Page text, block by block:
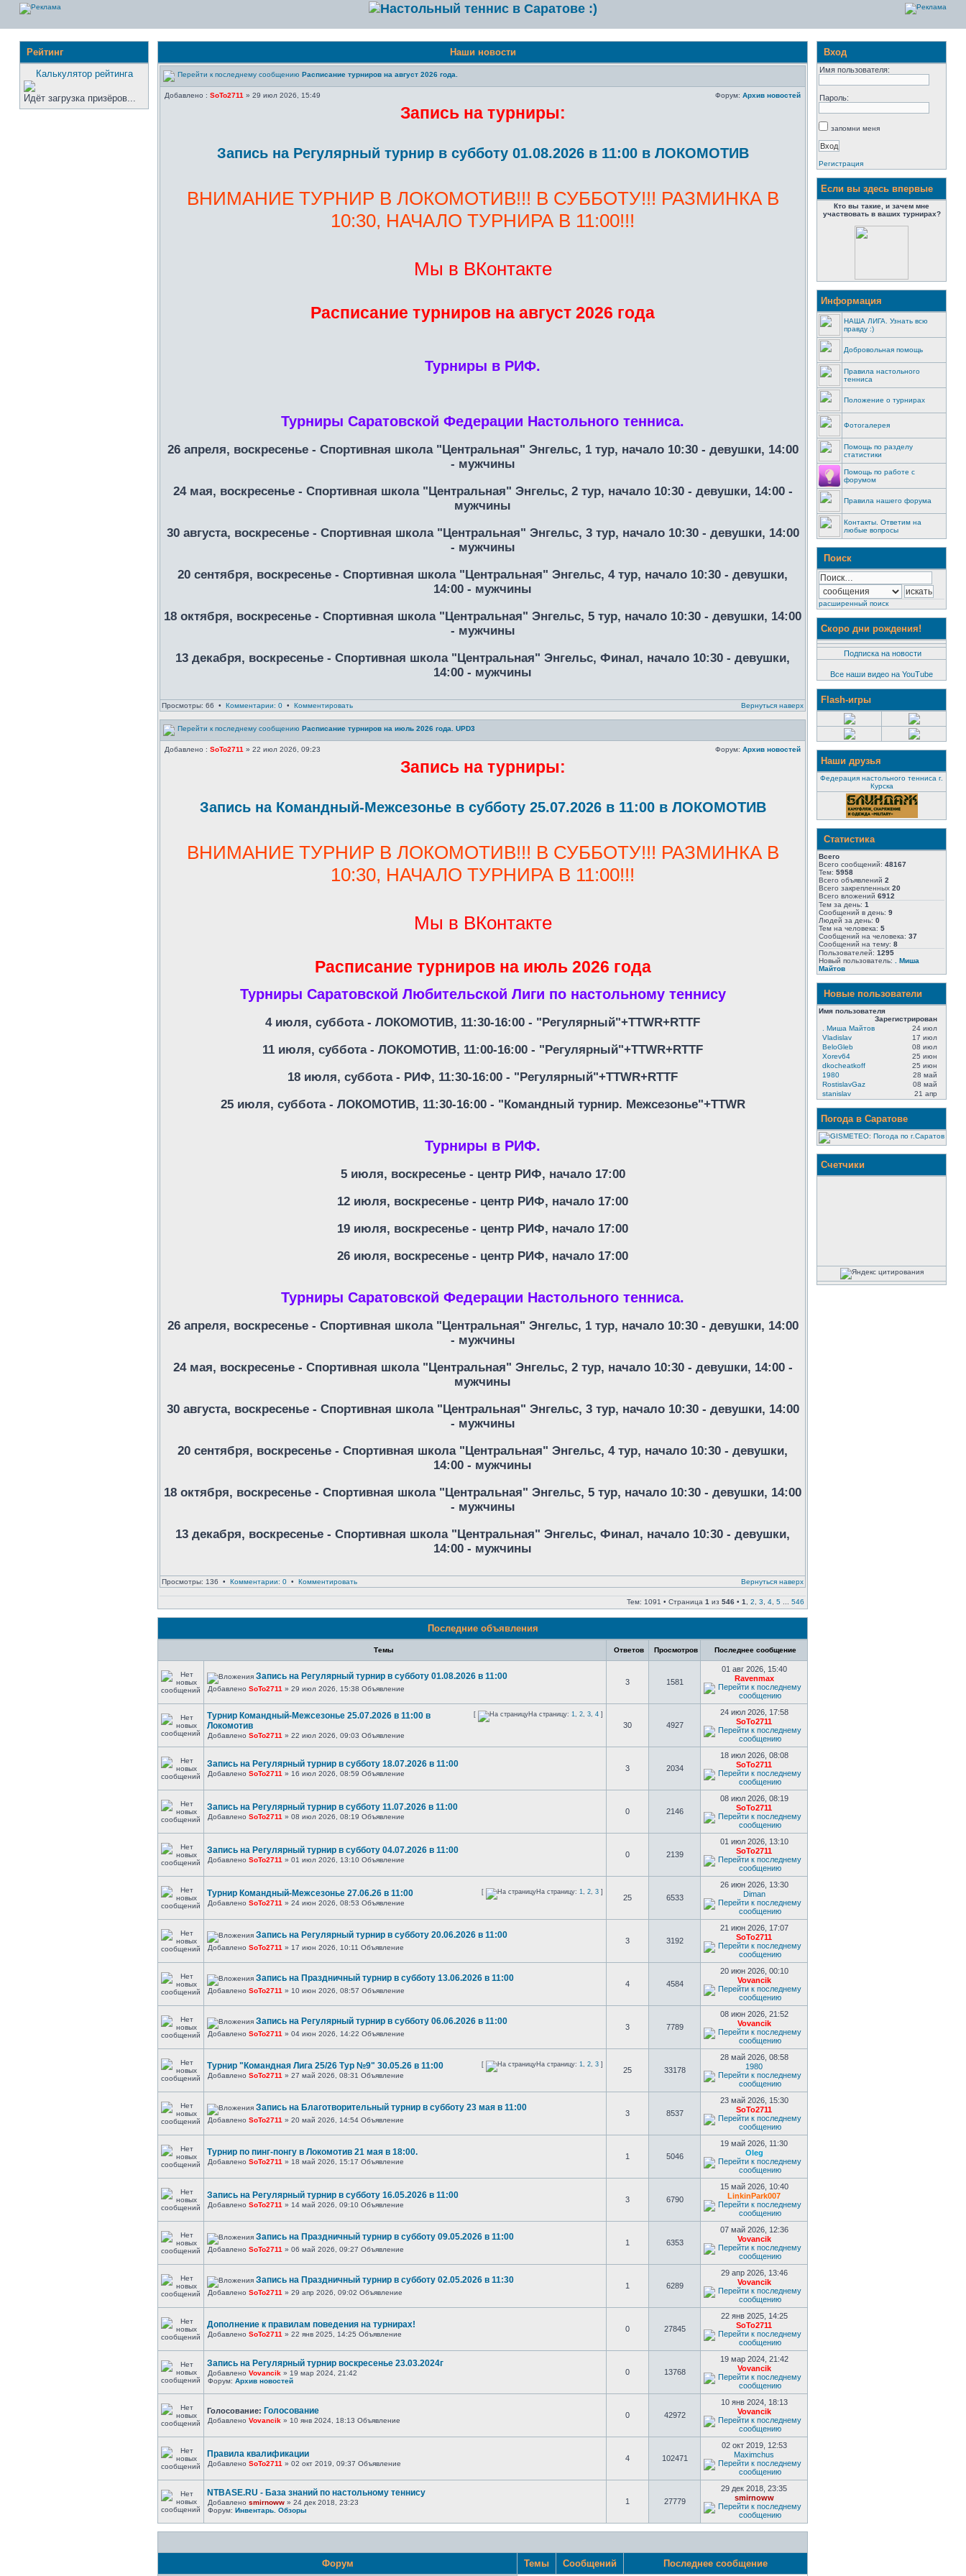
Рейтинг
Калькулятор рейтинга
Идёт загрузка призёров...
Наши новости
Расписание турниров на август 2026 года.
Добавлено : SoTo2711 » 29 июл 2026, 15:49 Форум: Архив новостей
Запись на турниры:
Запись на Регулярный турнир в субботу 01.08.2026 в 11:00 в ЛОКОМОТИВ
ВНИМАНИЕ ТУРНИР В ЛОКОМОТИВ!!! В СУББОТУ!!! РАЗМИНКА В
10:30, НАЧАЛО ТУРНИРА В 11:00!!!
Мы в ВКонтакте
Расписание турниров на август 2026 года
Турниры в РИФ.
Турниры Саратовской Федерации Настольного тенниса.
26 апреля, воскресенье - Спортивная школа "Центральная" Энгельс, 1 тур, начало 10:30 - девушки, 14:00
- мужчины
24 мая, воскресенье - Спортивная школа "Центральная" Энгельс, 2 тур, начало 10:30 - девушки, 14:00 -
мужчины
30 августа, воскресенье - Спортивная школа "Центральная" Энгельс, 3 тур, начало 10:30 - девушки, 14:00
- мужчины
20 сентября, воскресенье - Спортивная школа "Центральная" Энгельс, 4 тур, начало 10:30 - девушки,
14:00 - мужчины
18 октября, воскресенье - Спортивная школа "Центральная" Энгельс, 5 тур, начало 10:30 - девушки, 14:00
- мужчины
13 декабря, воскресенье - Спортивная школа "Центральная" Энгельс, Финал, начало 10:30 - девушки,
14:00 - мужчины
Просмотры: 66 • Комментарии: 0 • Комментировать Вернуться наверх
Расписание турниров на июль 2026 года. UPD3
Добавлено : SoTo2711 » 22 июл 2026, 09:23 Форум: Архив новостей
Запись на турниры:
Запись на Командный-Межсезонье в субботу 25.07.2026 в 11:00 в ЛОКОМОТИВ
ВНИМАНИЕ ТУРНИР В ЛОКОМОТИВ!!! В СУББОТУ!!! РАЗМИНКА В
10:30, НАЧАЛО ТУРНИРА В 11:00!!!
Мы в ВКонтакте
Расписание турниров на июль 2026 года
Турниры Саратовской Любительской Лиги по настольному теннису
4 июля, суббота - ЛОКОМОТИВ, 11:30-16:00 - "Регулярный"+TTWR+RTTF
11 июля, суббота - ЛОКОМОТИВ, 11:00-16:00 - "Регулярный"+TTWR+RTTF
18 июля, суббота - РИФ, 11:30-16:00 - "Регулярный"+TTWR+RTTF
25 июля, суббота - ЛОКОМОТИВ, 11:30-16:00 - "Командный турнир. Межсезонье"+TTWR
Турниры в РИФ.
5 июля, воскресенье - центр РИФ, начало 17:00
12 июля, воскресенье - центр РИФ, начало 17:00
19 июля, воскресенье - центр РИФ, начало 17:00
26 июля, воскресенье - центр РИФ, начало 17:00
Турниры Саратовской Федерации Настольного тенниса.
26 апреля, воскресенье - Спортивная школа "Центральная" Энгельс, 1 тур, начало 10:30 - девушки, 14:00
- мужчины
24 мая, воскресенье - Спортивная школа "Центральная" Энгельс, 2 тур, начало 10:30 - девушки, 14:00 -
мужчины
30 августа, воскресенье - Спортивная школа "Центральная" Энгельс, 3 тур, начало 10:30 - девушки, 14:00
- мужчины
20 сентября, воскресенье - Спортивная школа "Центральная" Энгельс, 4 тур, начало 10:30 - девушки,
14:00 - мужчины
18 октября, воскресенье - Спортивная школа "Центральная" Энгельс, 5 тур, начало 10:30 - девушки, 14:00
- мужчины
13 декабря, воскресенье - Спортивная школа "Центральная" Энгельс, Финал, начало 10:30 - девушки,
14:00 - мужчины
Просмотры: 136 • Комментарии: 0 • Комментировать Вернуться наверх
Тем: 1091 • Страница 1 из 546 • 1 2 3 4 5 546
Последние объявления
Темы Ответов Просмотров Последнее сообщение
Запись на Регулярный турнир в субботу 01.08.2026 в 11:00
Добавлено SoTo2711 » 29 июл 2026, 15:38 Объявление
3 1581
01 авг 2026, 15:40
Ravenmax
[ На страницу: 1, 2, 3, 4 ]
Турнир Командный-Межсезонье 25.07.2026 в 11:00 в
Локомотив
Добавлено SoTo2711 » 22 июл 2026, 09:03 Объявление
30 4927
24 июл 2026, 17:58
SoTo2711
Запись на Регулярный турнир в субботу 18.07.2026 в 11:00
Добавлено SoTo2711 » 16 июл 2026, 08:59 Объявление
3 2034
18 июл 2026, 08:08
SoTo2711
Запись на Регулярный турнир в субботу 11.07.2026 в 11:00
Добавлено SoTo2711 » 08 июл 2026, 08:19 Объявление
0 2146
08 июл 2026, 08:19
SoTo2711
Запись на Регулярный турнир в субботу 04.07.2026 в 11:00
Добавлено SoTo2711 » 01 июл 2026, 13:10 Объявление
0 2139
01 июл 2026, 13:10
SoTo2711
[ На страницу: 1, 2, 3 ]
Турнир Командный-Межсезонье 27.06.26 в 11:00
Добавлено SoTo2711 » 24 июн 2026, 08:53 Объявление
25 6533
26 июн 2026, 13:30
Diman
Запись на Регулярный турнир в субботу 20.06.2026 в 11:00
Добавлено SoTo2711 » 17 июн 2026, 10:11 Объявление
3 3192
21 июн 2026, 17:07
SoTo2711
Запись на Праздничный турнир в субботу 13.06.2026 в 11:00
Добавлено SoTo2711 » 10 июн 2026, 08:57 Объявление
4 4584
20 июн 2026, 00:10
Vovancik
Запись на Регулярный турнир в субботу 06.06.2026 в 11:00
Добавлено SoTo2711 » 04 июн 2026, 14:22 Объявление
3 7789
08 июн 2026, 21:52
Vovancik
[ На страницу: 1, 2, 3 ]
Турнир "Командная Лига 25/26 Тур №9" 30.05.26 в 11:00
Добавлено SoTo2711 » 27 май 2026, 08:31 Объявление
25 33178
28 май 2026, 08:58
1980
Запись на Благотворительный турнир в субботу 23 мая в 11:00
Добавлено SoTo2711 » 20 май 2026, 14:54 Объявление
3 8537
23 май 2026, 15:30
SoTo2711
Турнир по пинг-понгу в Локомотив 21 мая в 18:00.
Добавлено SoTo2711 » 18 май 2026, 15:17 Объявление
1 5046
19 май 2026, 11:30
Oleg
Запись на Регулярный турнир в субботу 16.05.2026 в 11:00
Добавлено SoTo2711 » 14 май 2026, 09:10 Объявление
3 6790
15 май 2026, 10:40
LinkinPark007
Запись на Праздничный турнир в субботу 09.05.2026 в 11:00
Добавлено SoTo2711 » 06 май 2026, 09:27 Объявление
1 6353
07 май 2026, 12:36
Vovancik
Запись на Праздничный турнир в субботу 02.05.2026 в 11:30
Добавлено SoTo2711 » 29 апр 2026, 09:02 Объявление
1 6289
29 апр 2026, 13:46
Vovancik
Дополнение к правилам поведения на турнирах!
Добавлено SoTo2711 » 22 янв 2025, 14:25 Объявление
0 27845
22 янв 2025, 14:25
SoTo2711
Запись на Регулярный турнир воскресенье 23.03.2024г
Добавлено Vovancik » 19 мар 2024, 21:42
Форум: Архив новостей
0 13768
19 мар 2024, 21:42
Vovancik
Голосование: Голосование
Добавлено Vovancik » 10 янв 2024, 18:13 Объявление
0 42972
10 янв 2024, 18:13
Vovancik
Правила квалификации
Добавлено SoTo2711 » 02 окт 2019, 09:37 Объявление
4 102471
02 окт 2019, 12:53
Maximchus
NTBASE.RU - База знаний по настольному теннису
Добавлено smirnoww » 24 дек 2018, 23:23
Форум: Инвентарь. Обзоры
1 27779
29 дек 2018, 23:35
smirnoww
Форум Темы Сообщений Последнее сообщение
Вход
Имя пользователя:
Пароль:
запомни меня
Регистрация
Если вы здесь впервые
Кто вы такие, и зачем мне
участвовать в ваших турнирах?
Информация
НАША ЛИГА. Узнать всю
правду :)
Добровольная помощь
Правила настольного
тенниса
Положение о турнирах
Фотогалерея
Помощь по разделу
статистики
Помощь по работе с
форумом
Правила нашего форума
Контакты. Ответим на
любые вопросы
Поиск
расширенный поиск
Скоро дни рождения!
Подписка на новости
Все наши видео на YouTube
Flash-игры
Наши друзья
Федерация настольного тенниса г.
Курска
Статистика
Всего
Всего сообщений: 48167
Тем: 5958
Всего объявлений 2
Всего закрепленных 20
Всего вложений 6912
Тем за день: 1
Сообщений в день: 9
Людей за день: 0
Тем на человека: 5
Сообщений на человека: 37
Сообщений на тему: 8
Пользователей: 1295
Новый пользователь:
. Миша
Майтов
Новые пользователи
Имя пользователя
Зарегистрирован
. Миша Майтов
24 июл
Vladislav
17 июл
BeloGleb
08 июл
Xorev64
25 июн
dkocheatkoff
25 июн
1980
28 май
RostislavGaz
08 май
stanislav
21 апр
Погода в Саратове
Счетчики